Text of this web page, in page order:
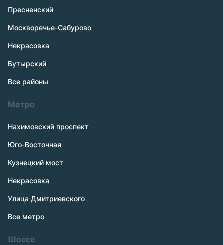
Пресненский
Москворечье-Сабурово
Некрасовка
Бутырский
Все районы
Метро
Нахимовский проспект
Юго-Восточная
Кузнецкий мост
Некрасовка
Улица Дмитриевского
Все метро
Шоссе